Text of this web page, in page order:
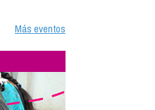
Más eventos